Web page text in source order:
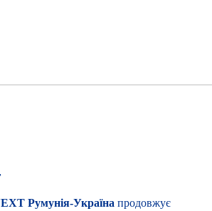
Румунія-Україна продовжує